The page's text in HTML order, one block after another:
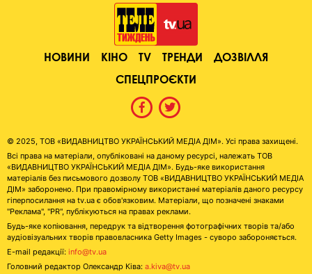
НОВИНИ КІНО TV ТРЕНДИ
ДОЗВІЛЛЯ
СПЕЦПРОЄКТИ
© 2025, ТОВ «ВИДАВНИЦТВО УКРАЇНСЬКИЙ МЕДІА ДІМ». Усі права захищені.
Всі права на матеріали, опубліковані на даному ресурсі, належать ТОВ
«ВИДАВНИЦТВО УКРАЇНСЬКИЙ МЕДІА ДІМ». Будь-яке використання
матеріалів без письмового дозволу ТОВ «ВИДАВНИЦТВО УКРАЇНСЬКИЙ МЕДІА
ДІМ» заборонено. При правомірному використанні матеріалів даного ресурсу
гіперпосилання на tv.ua є обов'язковим. Матеріали, що позначені знаками
"Реклама", "PR", публікуються на правах реклами.
Будь-яке копіювання, передрук та відтворення фотографічних творів та/або
аудіовізуальних творів правовласника Getty Images - суворо забороняється.
E-mail редакції: info@tv.ua
Головний редактор Олександр Ківа: a.kiva@tv.ua